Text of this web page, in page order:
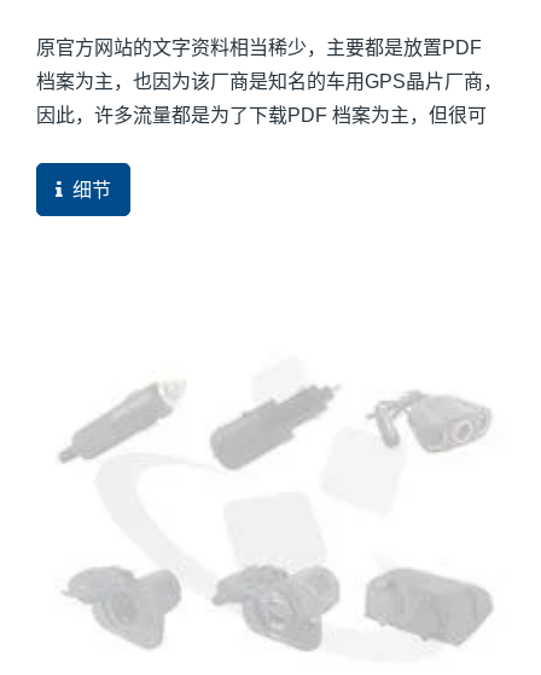
原官方网站的文字资料相当稀少，主要都是放置PDF
档案为主，也因为该厂商是知名的车用GPS晶片厂商，
因此，许多流量都是为了下载PDF 档案为主，但很可
网站救星
改版之后，这些问题都获得改善，并增加许多订单机
细节